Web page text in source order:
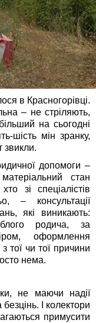
в Красногорівці.
– не стріляють,
на сьогодні
шість мін зранку,
звикли.
допомоги –
стан
зі спеціалістів
– консультації
які виникають:
родича, за
оформлення
тої чи тої причини
нема.
не маючи надії
І колектори
примусити